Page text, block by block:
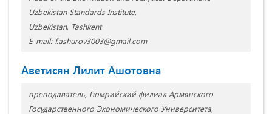
Uzbekistan Standards Institute,
Uzbekistan, Tashkent
E-mail: f.ashurov3003@gmail.com
Aветисян Лилит Ашотовна
преподаватель, Гюмрийский филиал Армянского
Государственного Экономического Университета,